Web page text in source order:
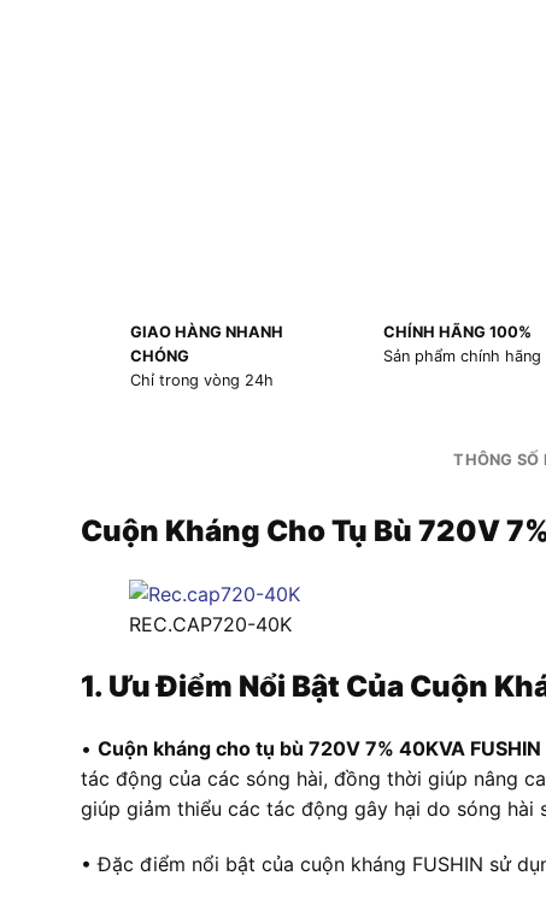
GIAO HÀNG NHANH
CHÓNG
Chỉ trong vòng 24h
CHÍNH HÃNG 100%
Sản phẩm chính hãng
THÔNG SỐ
Cuộn Kháng Cho Tụ Bù 720V
REC.CAP720-40K
1. Ưu Điểm Nổi Bật Của Cuộn
• Cuộn kháng cho tụ bù 720V 7% 40KVA FUSHIN
tác động của các sóng hài, đồng thời giúp nâng
giúp giảm thiểu các tác động gây hại do sóng
• Đặc điểm nổi bật của cuộn kháng FUSHIN sử